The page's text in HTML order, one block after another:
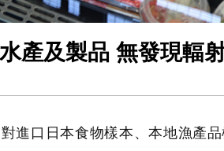
產及製品 無發現輻
進口日本食物樣本、本地漁產